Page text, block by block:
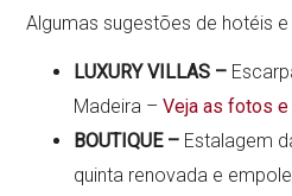
Algumas sugestões de hotéis
LUXURY VILLAS –
Madeira –Veja as fotos
BOUTIQUE – Estalagem
quinta renovada e